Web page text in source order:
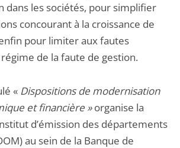
dans les sociétés, pour simplifier
concourant à la croissance de
pour limiter aux fautes
de la faute de gestion.
« Dispositions de modernisation
et financière »organise la
d’émission des départements
au sein de la Banque de